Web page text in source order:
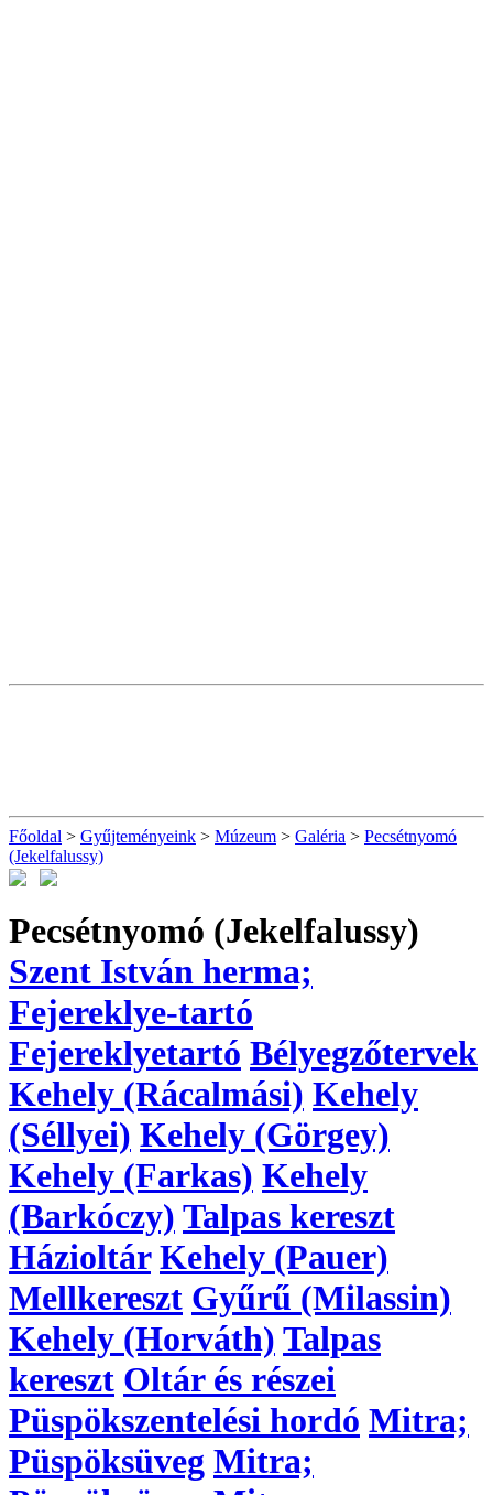
Főoldal > Gyűjteményeink > Múzeum > Galéria > Pecsétnyomó
(Jekelfalussy)
Pecsétnyomó (Jekelfalussy)
Szent István herma;
Fejereklye-tartó
Fejereklyetartó Bélyegzőtervek
Kehely (Rácalmási) Kehely
(Séllyei) Kehely (Görgey)
Kehely (Farkas) Kehely
(Barkóczy) Talpas kereszt
Házioltár Kehely (Pauer)
Mellkereszt Gyűrű (Milassin)
Kehely (Horváth) Talpas
kereszt Oltár és részei
Püspökszentelési hordó Mitra;
Püspöksüveg Mitra;